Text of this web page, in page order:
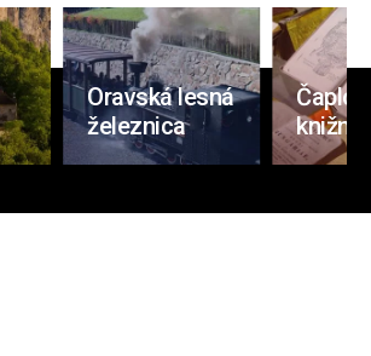
Oravská lesná
železnica